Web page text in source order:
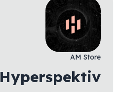
AM Store
Hyperspektiv